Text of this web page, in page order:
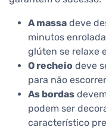
A massa deve
minutos
glúten se relaxe
O recheio deve
para não
As bordas
podem ser
característico